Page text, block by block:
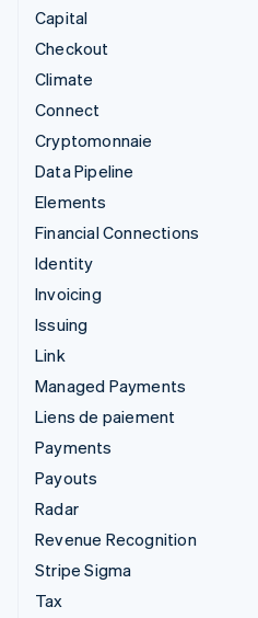
Capital
Checkout
Climate
Connect
Cryptomonnaie
Data Pipeline
Elements
Financial Connections
Identity
Invoicing
Issuing
Link
Managed Payments
Liens de paiement
Payments
Payouts
Radar
Revenue Recognition
Stripe Sigma
Tax